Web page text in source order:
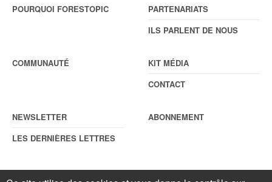
POURQUOI FORESTOPIC
PARTENARIATS
ILS PARLENT DE NOUS
COMMUNAUTÉ
KIT MÉDIA
CONTACT
NEWSLETTER
LES DERNIÈRES LETTRES
ABONNEMENT